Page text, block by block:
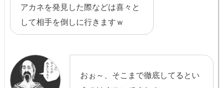
アカネを発見した際などは喜々と
して相手を倒しに行きますｗ
おぉ～、そこまで徹底してるとい